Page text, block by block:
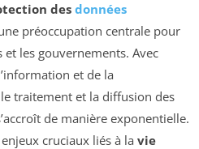
des données
préoccupation centrale pour
les gouvernements. Avec
et de la
traitement et la diffusion des
de manière exponentielle.
cruciaux liés à la vie